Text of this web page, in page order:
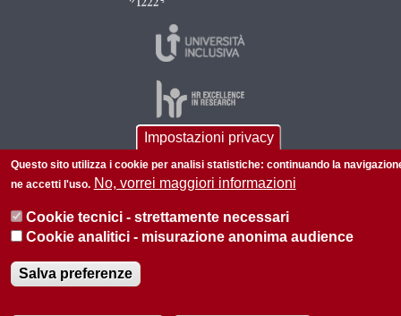
© 2026 Università di Padova - Tutti i diritti riservati
Amministrazione trasparente Privacy
Impostazioni privacy
Questo sito utilizza i cookie per analisi statistiche: continuando la
ne accetti l'uso. No, vorrei maggiori informazioni
Cookie tecnici - strettamente necessari
Cookie analitici - misurazione anonima audience
Salva preferenze